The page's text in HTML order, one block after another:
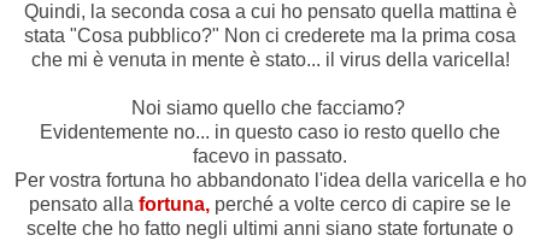
Quindi, la seconda cosa a cui ho pensato quella mattina è
stata "Cosa pubblico?" Non ci crederete ma la prima cosa
che mi è venuta in mente è stato... il virus della varicella!
Noi siamo quello che facciamo?
Evidentemente no... in questo caso io resto quello che
facevo in passato.
Per vostra fortuna ho abbandonato l'idea della varicella e ho
pensato alla fortuna, perché a volte cerco di capire se le
scelte che ho fatto negli ultimi anni siano state fortunate o